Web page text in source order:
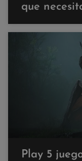
que
Play 5